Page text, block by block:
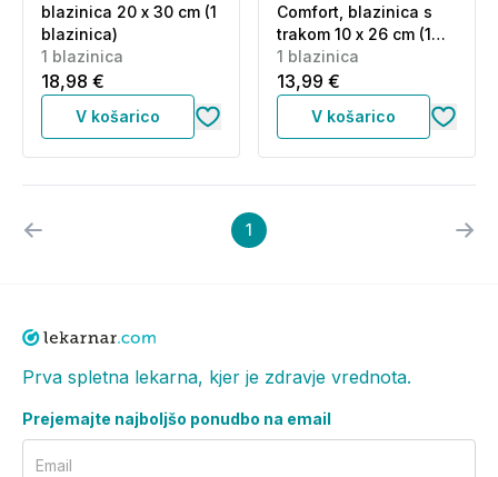
blazinica 20 x 30 cm (1
blazinica)
1 blazinica
18,98 €
V košarico
Comfort, blazinica s
trakom 10 x 26 cm (1
blazinica)
1 blazinica
13,99 €
V košarico
1
Prva spletna lekarna, kjer je zdravje vrednota.
Prejemajte najboljšo ponudbo na email
Email